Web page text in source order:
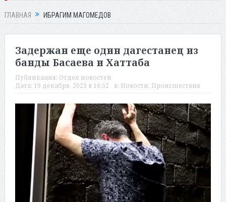
ГЛАВНАЯ ИБРАГИМ МАГОМЕДОВ
Задержан еще один дагестанец из
банды Басаева и Хаттаба
Публикация: Отдел новостей
Дата: 19 декабря, 2023 в 16:52 в: Новости, Происшествия